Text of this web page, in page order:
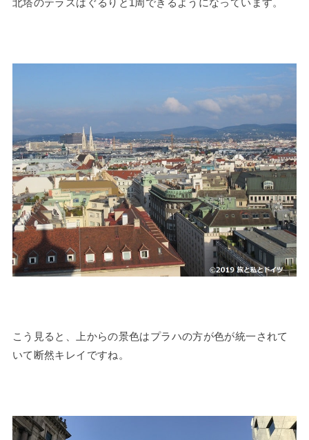
こう見ると、上からの景色はプラハの方が色が統一されて
いて断然キレイですね。